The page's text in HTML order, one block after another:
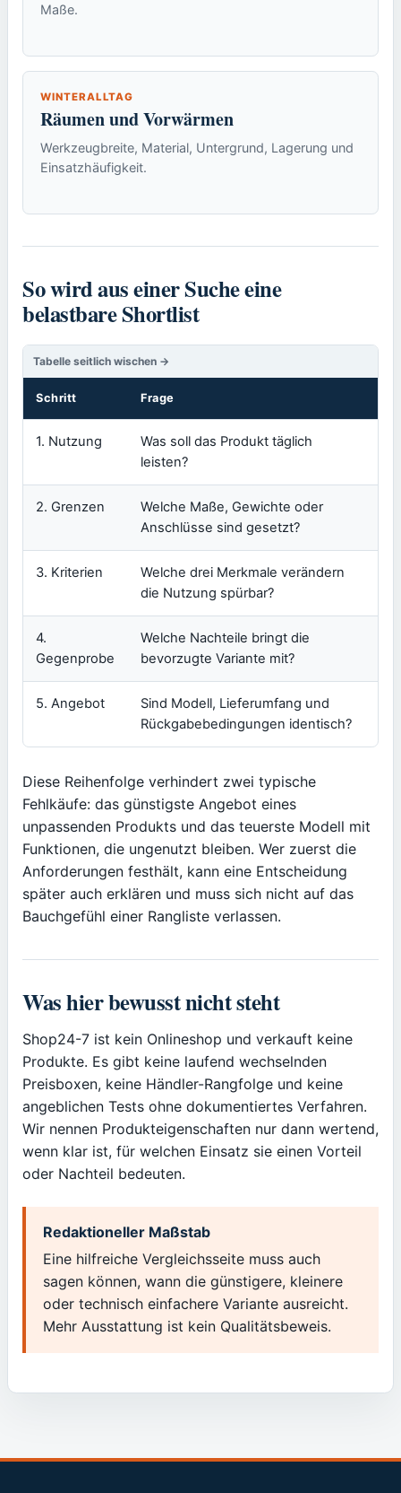
Maße.
WINTERALLTAG
Räumen und Vorwärmen
Werkzeugbreite, Material, Untergrund, Lagerung und
Einsatzhäufigkeit.
So wird aus einer Suche eine
belastbare Shortlist
Schritt Frage
1. Nutzung
Was soll das Produkt täglich
leisten?
2. Grenzen
Welche Maße, Gewichte oder
Anschlüsse sind gesetzt?
3. Kriterien
Welche drei Merkmale verändern
die Nutzung spürbar?
4.
Gegenprobe
Welche Nachteile bringt die
bevorzugte Variante mit?
5. Angebot
Sind Modell, Lieferumfang und
Rückgabebedingungen identisch?
Diese Reihenfolge verhindert zwei typische
Fehlkäufe: das günstigste Angebot eines
unpassenden Produkts und das teuerste Modell mit
Funktionen, die ungenutzt bleiben. Wer zuerst die
Anforderungen festhält, kann eine Entscheidung
später auch erklären und muss sich nicht auf das
Bauchgefühl einer Rangliste verlassen.
Was hier bewusst nicht steht
Shop24-7 ist kein Onlineshop und verkauft keine
Produkte. Es gibt keine laufend wechselnden
Preisboxen, keine Händler-Rangfolge und keine
angeblichen Tests ohne dokumentiertes Verfahren.
Wir nennen Produkteigenschaften nur dann wertend,
wenn klar ist, für welchen Einsatz sie einen Vorteil
oder Nachteil bedeuten.
Redaktioneller Maßstab
Eine hilfreiche Vergleichsseite muss auch
sagen können, wann die günstigere, kleinere
oder technisch einfachere Variante ausreicht.
Mehr Ausstattung ist kein Qualitätsbeweis.